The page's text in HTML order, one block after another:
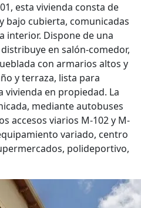
esta vivienda consta de
bajo cubierta, comunicadas
interior. Dispone de una
en salón-comedor,
con armarios altos y
y terraza, lista para
en propiedad. La
mediante autobuses
accesos viarios M-102 y M-
variado, centro
polideportivo,